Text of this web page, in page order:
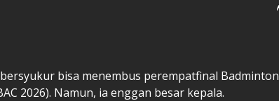
bersyukur bisa menembus perempatfinal Badminton
2026). Namun, ia enggan besar kepala.